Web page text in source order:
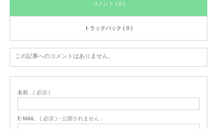
コメント ( 0 )
トラックバック ( 0 )
この記事へのコメントはありません。
名前 ( 必須 )
E-MAIL ( 必須 ) - 公開されません -